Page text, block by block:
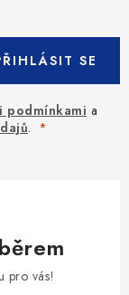
podmínkami a
.
SE
pro vás!